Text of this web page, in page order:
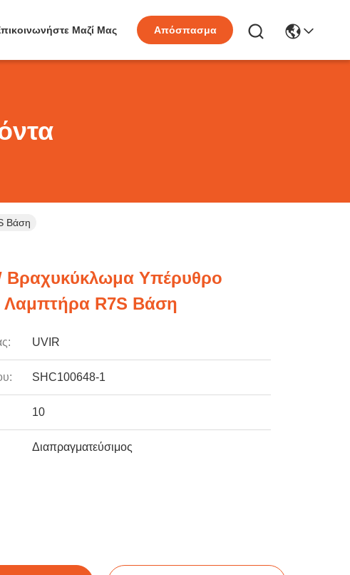
Μαζί Μας Απόσπασμα
Βάση
Βραχυκύκλωμα Υπέρυθρο
R7S Βάση
UVIR
SHC100648-1
10
Διαπραγματεύσιμος